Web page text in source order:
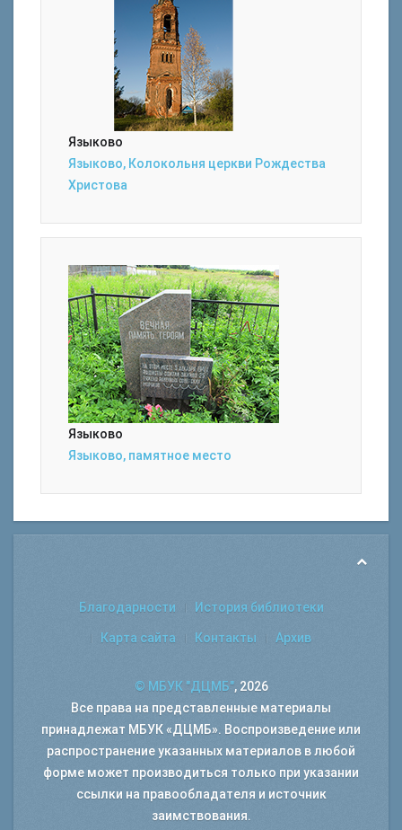
Языково
Языково, Колокольня церкви Рождества
Христова
Языково
Языково, памятное место
Благодарности История библиотеки
Карта сайта Контакты Архив
© МБУК "ДЦМБ", 2026
Все права на представленные материалы
принадлежат МБУК «ДЦМБ». Воспроизведение или
распространение указанных материалов в любой
форме может производиться только при указании
ссылки на правообладателя и источник
заимствования.